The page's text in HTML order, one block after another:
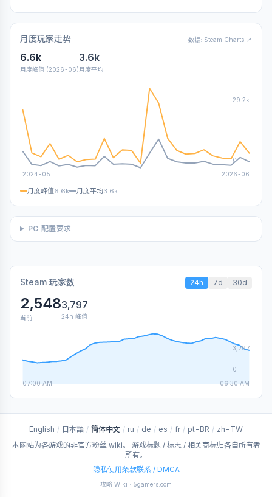
月度玩家走势 数据: Steam Charts ↗
6.6k
月度峰值 (2026-06)
3.6k
月度平均
29.2k
0
2024-05
2026-06
月度峰值6.6k 月度平均3.6k
PC 配置要求
Steam 玩家数 24h 7d 30d
2,548
当前
3,797
24h 峰值
3,797
0
07:00 AM
06:30 AM
English / 日本語 / 简体中文 / ru / de / es / fr / pt-BR / zh-TW
本网站为各游戏的非官方粉丝 wiki。 游戏标题 / 标志 / 相关商标归各自所有者
所有。
隐私使用条款联系 / DMCA
攻略 Wiki · 5gamers.com